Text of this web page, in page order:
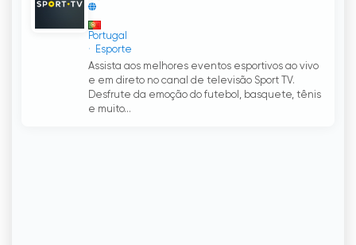
Portugal
Esporte
Assista aos melhores eventos esportivos ao vivo
e em direto no canal de televisão Sport TV.
Desfrute da emoção do futebol, basquete, tênis
e muito...